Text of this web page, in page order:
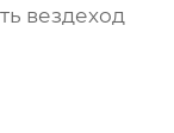
вездеход